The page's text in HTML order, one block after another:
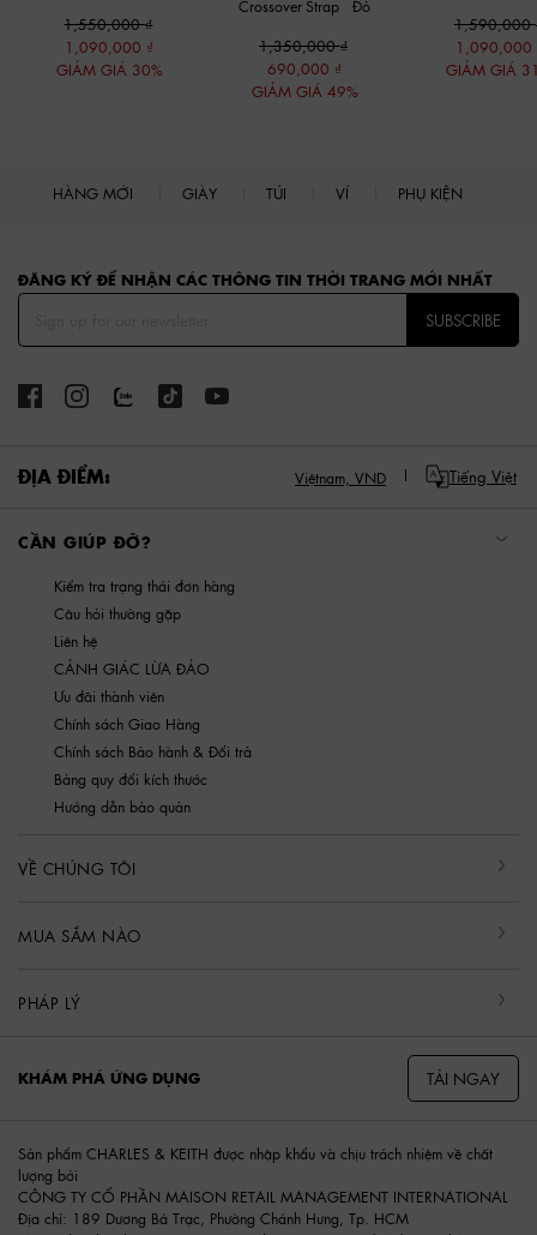
1,550,000
1,090,000
GIẢM GIÁ 30%
Crossover-Strap
-Đỏ
1,350,000
690,000
GIẢM GIÁ 49%
1,590,000
1,090,000
GIẢM GIÁ
HÀNG MỚI GIÀY TÚI VÍ PHỤ KIỆN
ĐĂNG KÝ ĐỂ NHẬN CÁC THÔNG TIN THỜI TRANG MỚI NHẤT
SUBSCRIBE
ĐỊA ĐIỂM: Việtnam, VND Tiếng Việt
CẦN GIÚP ĐỠ?
Kiểm tra trạng thái đơn hàng
Câu hỏi thường gặp
Liên hệ
CẢNH GIÁC LỪA ĐẢO
Ưu đãi thành viên
Chính sách Giao Hàng
Chính sách Bảo hành & Đổi trả
Bảng quy đổi kích thước
Hướng dẫn bảo quản
VỀ CHÚNG TÔI
MUA SẮM NÀO
PHÁP LÝ
KHÁM PHÁ ỨNG DỤNG TẢI NGAY
Sản phẩm CHARLES & KEITH được nhập khẩu và chịu trách nhiệm về chất
lượng bởi
CÔNG TY CỔ PHẦN MAISON RETAIL MANAGEMENT INTERNATIONAL
Địa chỉ: 189 Dương Bá Trạc, Phường Chánh Hưng, Tp. HCM